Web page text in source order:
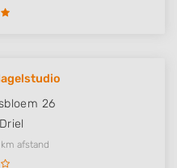
26
Driel
km afstand